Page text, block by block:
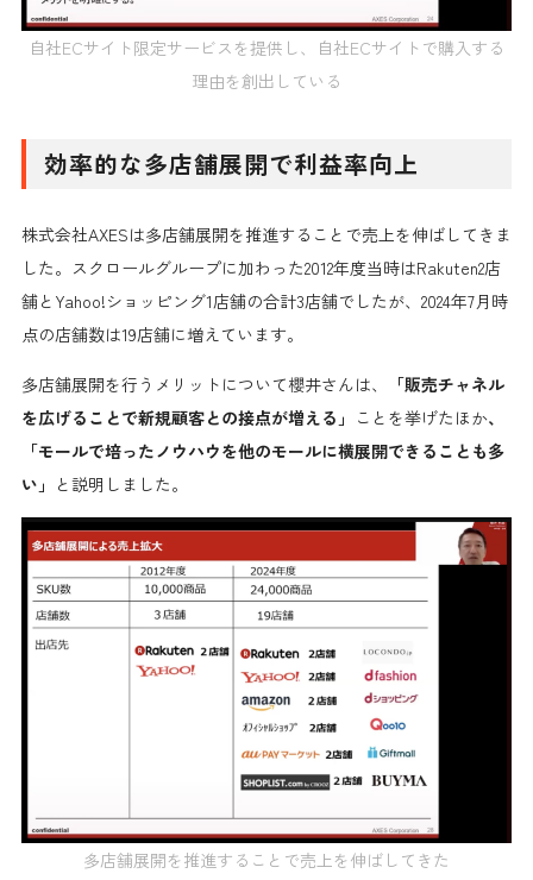
自社ECサイト限定サービスを提供し、自社ECサイトで購入する
理由を創出している
効率的な多店舗展開で利益率向上
株式会社AXESは多店舗展開を推進することで売上を伸ばしてきま
した。スクロールグループに加わった2012年度当時はRakuten2店
舗とYahoo!ショッピング1店舗の合計3店舗でしたが、2024年7月時
点の店舗数は19店舗に増えています。
多店舗展開を行うメリットについて櫻井さんは、
「販売チャネル
を広げることで新規顧客との接点が増える」 ことを挙げたほか、
「モールで培ったノウハウを他のモールに横展開できることも多
い」 と説明しました。
多店舗展開を推進することで売上を伸ばしてきた